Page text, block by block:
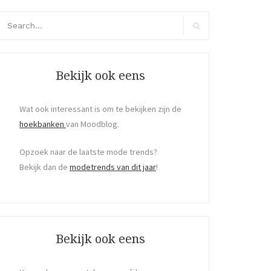
Bekijk ook eens
Wat ook interessant is om te bekijken zijn de
hoekbanken van Moodblog.
Opzoek naar de laatste mode trends?
Bekijk dan de modetrends van dit jaar!
Bekijk ook eens